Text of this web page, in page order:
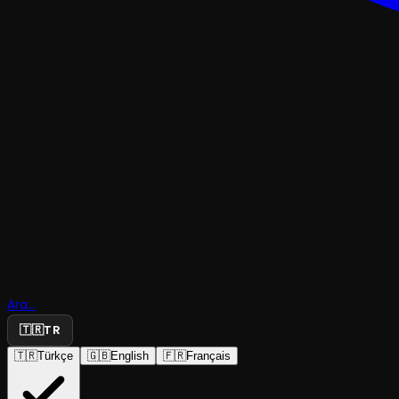
Ara...
🇹🇷TR
🇹🇷Türkçe 🇬🇧English 🇫🇷Français
Brusk